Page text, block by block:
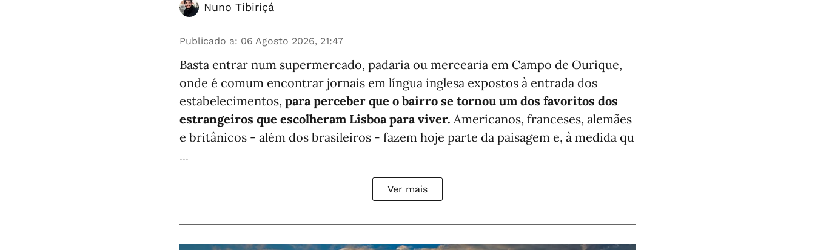
Nuno Tibiriçá
Publicado a: 06 Agosto 2026, 21:47
Basta entrar num supermercado, padaria ou mercearia em Campo de Ourique,
onde é comum encontrar jornais em língua inglesa expostos à entrada dos
estabelecimentos, para perceber que o bairro se tornou um dos favoritos dos
estrangeiros que escolheram Lisboa para viver. Americanos, franceses, alemães
e britânicos - além dos brasileiros - fazem hoje parte da paisagem e, à medida qu
...
Ver mais